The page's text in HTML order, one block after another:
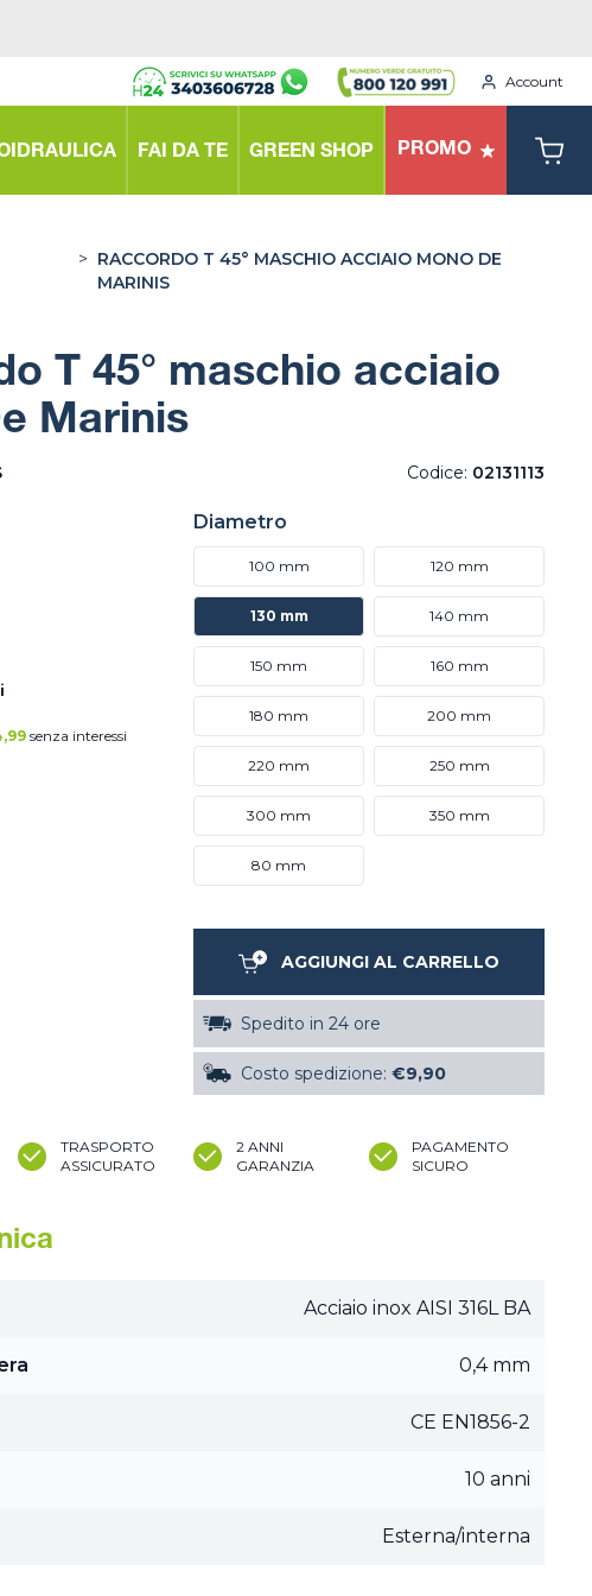
Account
FAI DA TE GREEN SHOP PROMO
> RACCORDO T 45° MASCHIO ACCIAIO MONO DE
MARINIS
T 45° maschio acciaio
Marinis
Codice: 02131113
senza interessi
Diametro
100 mm 120 mm
130 mm 140 mm
150 mm 160 mm
180 mm 200 mm
220 mm 250 mm
300 mm 350 mm
80 mm
AGGIUNGI AL CARRELLO
Spedito in 24 ore
Costo spedizione: €9,90
TRASPORTO
ASSICURATO
2 ANNI
GARANZIA
PAGAMENTO
SICURO
Acciaio inox AISI 316L BA
0,4 mm
CE EN1856-2
10 anni
Esterna/interna